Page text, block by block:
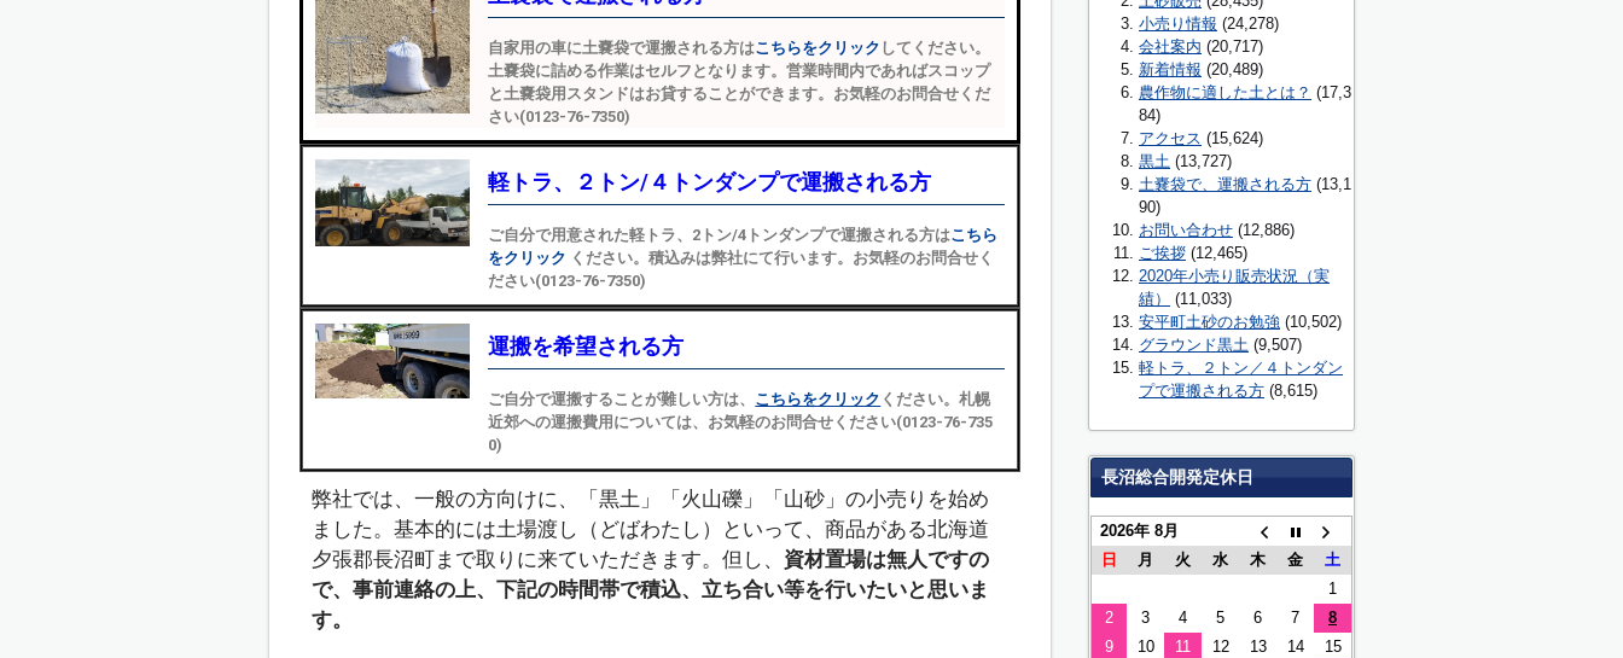
自家用の車に土嚢袋で運搬される方はこちらをクリック してください。
土嚢袋に詰める作業はセルフとなります。営業時間内であればスコップ
と土嚢袋用スタンドはお貸することができます。お気軽のお問合せくだ
さい(0123-76-7350)
軽トラ、２トン/４トンダンプで運搬される方
ご自分で用意された軽トラ、2トン/4トンダンプで運搬される方はこちら
をクリック ください。積込みは弊社にて行います。お気軽のお問合せく
ださい(0123-76-7350)
運搬を希望される方
ご自分で運搬することが難しい方は、 こちらをクリック ください。札幌
近郊への運搬費用については、お気軽のお問合せください(0123-76-735
0)
弊社では、一般の方向けに、「黒土」「火山礫」「山砂」の小売りを始め
ました。基本的には土場渡し（どばわたし）といって、商品がある北海道
夕張郡長沼町まで取りに来ていただきます。但し、 資材置場は無人ですの
で、事前連絡の上、下記の時間帯で積込、立ち合い等を行いたいと思いま
す。
小売り情報 (24,278)
会社案内 (20,717)
新着情報 (20,489)
農作物に適した土とは？ (17,3
84)
アクセス (15,624)
黒土 (13,727)
土嚢袋で、運搬される方 (13,1
90)
お問い合わせ (12,886)
ご挨拶 (12,465)
2020年小売り販売状況（実
績）
(11,033)
安平町土砂のお勉強 (10,502)
グラウンド黒土 (9,507)
軽トラ、２トン／４トンダン
プで運搬される方 (8,615)
長沼総合開発定休日
2026年 8月
日
月 火 水 木 金
土
1
2
3 4 5 6 7
8
9
10 11 12 13 14
15